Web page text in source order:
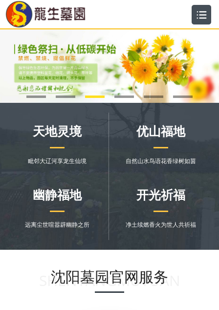
天地灵境
毗邻大辽河享龙生仙境
优山福地
自然山水鸟语花香绿树如茵
幽静福地
远离尘世喧嚣辟幽静之所
开光祈福
净土续燃香火为世人共祈福
沈阳墓园官网服务
SHENYANGMUYUAN